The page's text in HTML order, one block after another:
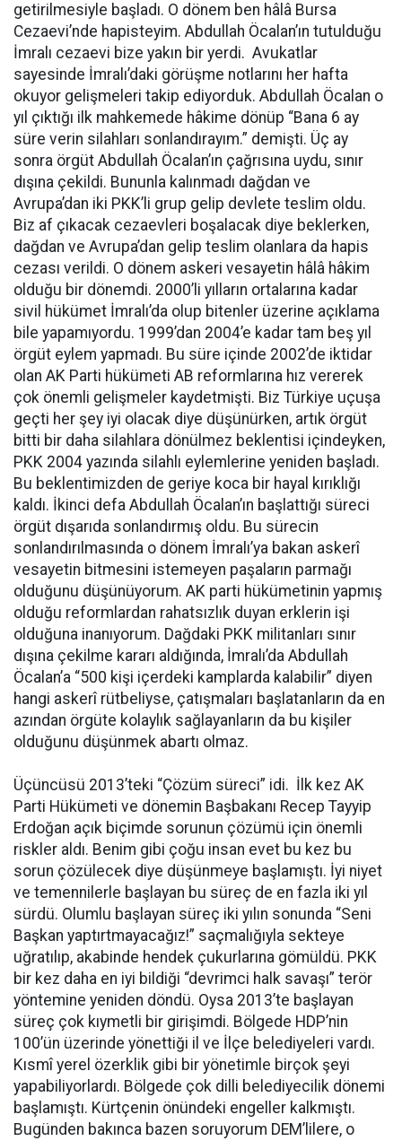
getirilmesiyle başladı. O dönem ben hâlâ Bursa
Cezaevi’nde hapisteyim. Abdullah Öcalan’ın tutulduğu
İmralı cezaevi bize yakın bir yerdi. Avukatlar
sayesinde İmralı’daki görüşme notlarını her hafta
okuyor gelişmeleri takip ediyorduk. Abdullah Öcalan o
yıl çıktığı ilk mahkemede hâkime dönüp “Bana 6 ay
süre verin silahları sonlandırayım.” demişti. Üç ay
sonra örgüt Abdullah Öcalan’ın çağrısına uydu, sınır
dışına çekildi. Bununla kalınmadı dağdan ve
Avrupa’dan iki PKK’li grup gelip devlete teslim oldu.
Biz af çıkacak cezaevleri boşalacak diye beklerken,
dağdan ve Avrupa’dan gelip teslim olanlara da hapis
cezası verildi. O dönem askeri vesayetin hâlâ hâkim
olduğu bir dönemdi. 2000’li yılların ortalarına kadar
sivil hükümet İmralı’da olup bitenler üzerine açıklama
bile yapamıyordu. 1999’dan 2004’e kadar tam beş yıl
örgüt eylem yapmadı. Bu süre içinde 2002’de iktidar
olan AK Parti hükümeti AB reformlarına hız vererek
çok önemli gelişmeler kaydetmişti. Biz Türkiye uçuşa
geçti her şey iyi olacak diye düşünürken, artık örgüt
bitti bir daha silahlara dönülmez beklentisi içindeyken,
PKK 2004 yazında silahlı eylemlerine yeniden başladı.
Bu beklentimizden de geriye koca bir hayal kırıklığı
kaldı. İkinci defa Abdullah Öcalan’ın başlattığı süreci
örgüt dışarıda sonlandırmış oldu. Bu sürecin
sonlandırılmasında o dönem İmralı’ya bakan askerî
vesayetin bitmesini istemeyen paşaların parmağı
olduğunu düşünüyorum. AK parti hükümetinin yapmış
olduğu reformlardan rahatsızlık duyan erklerin işi
olduğuna inanıyorum. Dağdaki PKK militanları sınır
dışına çekilme kararı aldığında, İmralı’da Abdullah
Öcalan’a “500 kişi içerdeki kamplarda kalabilir” diyen
hangi askerî rütbeliyse, çatışmaları başlatanların da en
azından örgüte kolaylık sağlayanların da bu kişiler
olduğunu düşünmek abartı olmaz.
Üçüncüsü 2013’teki “Çözüm süreci” idi. İlk kez AK
Parti Hükümeti ve dönemin Başbakanı Recep Tayyip
Erdoğan açık biçimde sorunun çözümü için önemli
riskler aldı. Benim gibi çoğu insan evet bu kez bu
sorun çözülecek diye düşünmeye başlamıştı. İyi niyet
ve temennilerle başlayan bu süreç de en fazla iki yıl
sürdü. Olumlu başlayan süreç iki yılın sonunda “Seni
Başkan yaptırtmayacağız!” saçmalığıyla sekteye
uğratılıp, akabinde hendek çukurlarına gömüldü. PKK
bir kez daha en iyi bildiği “devrimci halk savaşı” terör
yöntemine yeniden döndü. Oysa 2013’te başlayan
süreç çok kıymetli bir girişimdi. Bölgede HDP’nin
100’ün üzerinde yönettiği il ve İlçe belediyeleri vardı.
Kısmî yerel özerklik gibi bir yönetimle birçok şeyi
yapabiliyorlardı. Bölgede çok dilli belediyecilik dönemi
başlamıştı. Kürtçenin önündeki engeller kalkmıştı.
Bugünden bakınca bazen soruyorum DEM’lilere, o